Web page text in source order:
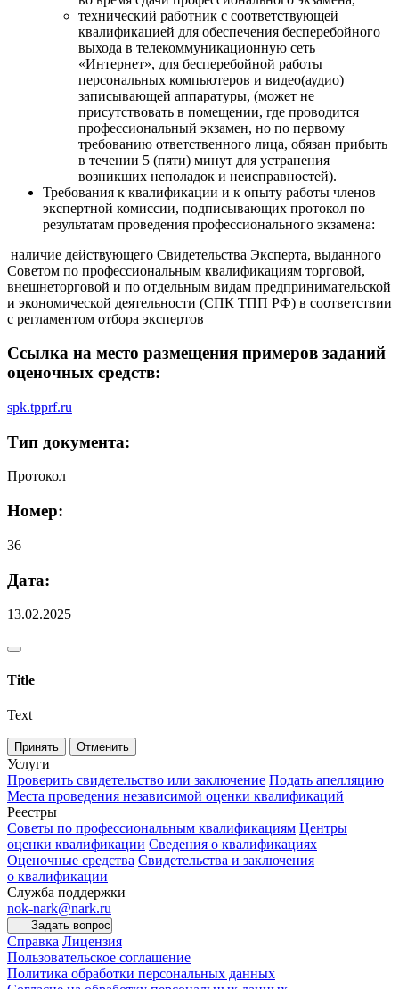
технический работник с соответствующей
квалификацией для обеспечения бесперебойного
выхода в телекоммуникационную сеть
«Интернет», для бесперебойной работы
персональных компьютеров и видео(аудио)
записывающей аппаратуры, (может не
присутствовать в помещении, где проводится
профессиональный экзамен, но по первому
требованию ответственного лица, обязан прибыть
в течении 5 (пяти) минут для устранения
возникших неполадок и неисправностей).
Требования к квалификации и к опыту работы членов
экспертной комиссии, подписывающих протокол по
результатам проведения профессионального экзамена:
наличие действующего Свидетельства Эксперта, выданного
Советом по профессиональным квалификациям торговой,
внешнеторговой и по отдельным видам предпринимательской
и экономической деятельности (СПК ТПП РФ) в соответствии
с регламентом отбора экспертов
Ссылка на место размещения примеров заданий
оценочных средств:
spk.tpprf.ru
Тип документа:
Протокол
Номер:
36
Дата:
13.02.2025
Title
Text
Принять Отменить
Услуги
Проверить свидетельство или заключение Подать апелляцию
Места проведения независимой оценки квалификаций
Реестры
Советы по профессиональным квалификациям Центры
оценки квалификации Сведения о квалификациях
Оценочные средства Свидетельства и заключения
о квалификации
Служба поддержки
nok-nark@nark.ru
Задать вопрос
Справка Лицензия
Пользовательское соглашение
Политика обработки персональных данных